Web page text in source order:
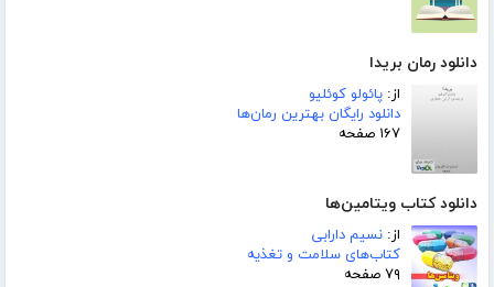
دانلود رمان بریدا
از: پائولو کوئلیو
دانلود رایگان بهترین رمان‌ها
۱۶۷ صفحه
دانلود کتاب ویتامین‌ها
از: نسیم دارابی
کتاب‌های سلامت و تغذیه
۷۹ صفحه